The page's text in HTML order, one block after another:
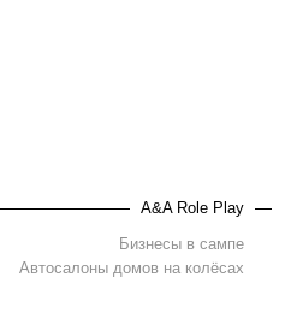
A&A Role Play
Бизнесы в сампе
Автосалоны домов на колёсах